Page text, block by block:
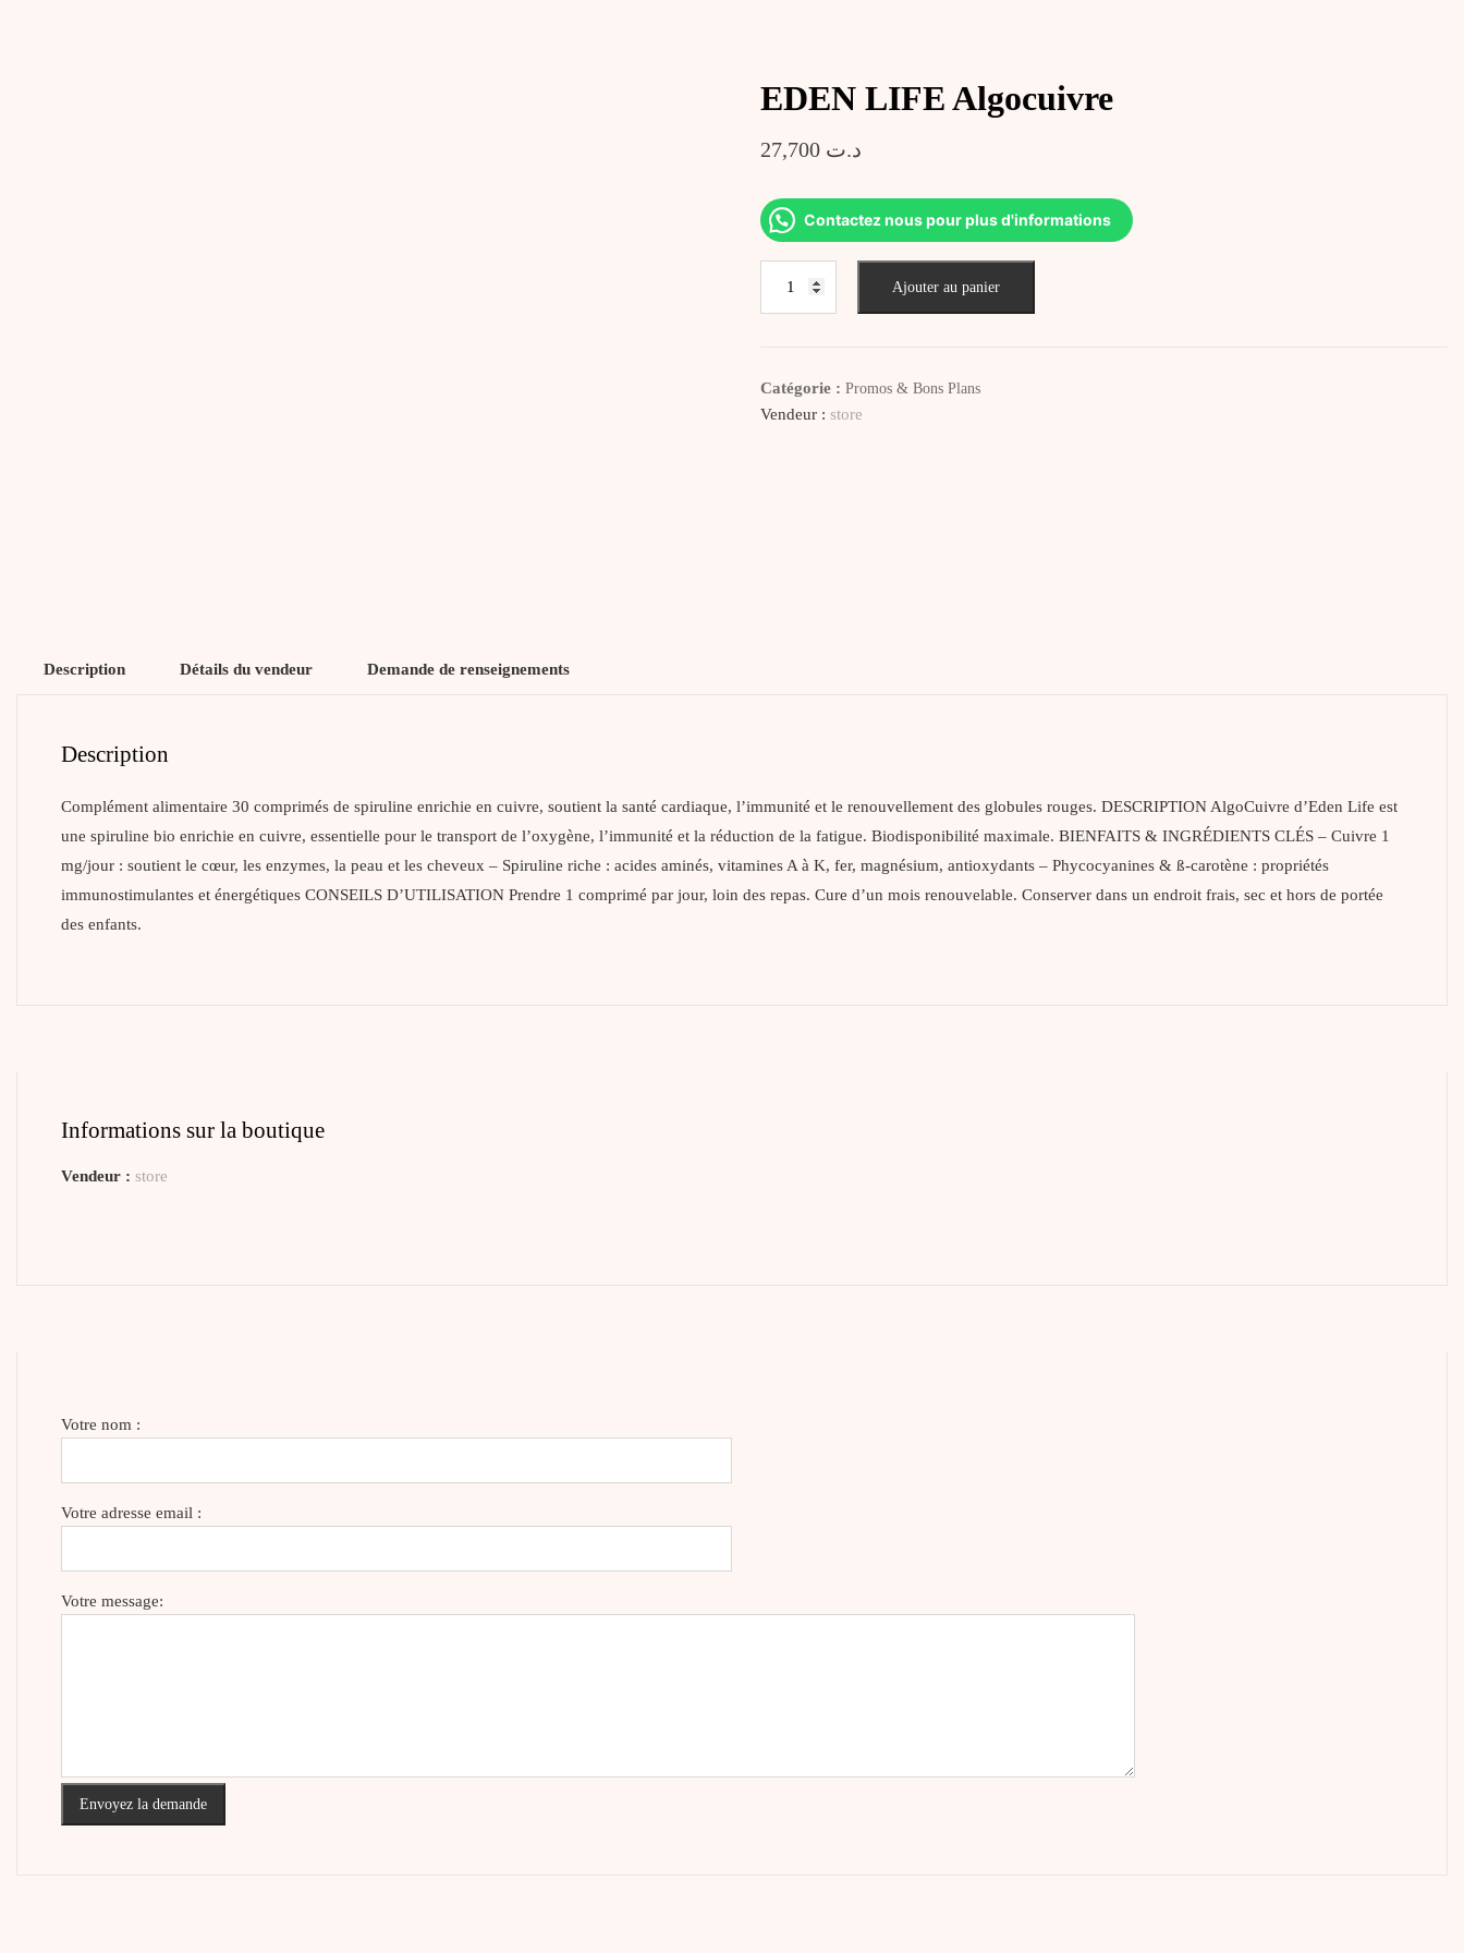
EDEN LIFE Algocuivre
د.ت
Contactez nous pour plus d'informations
Ajouter au panier
Catégorie :Promos & Bons Plans
Vendeur :store
Description Détails du vendeur Demande de renseignements
Description
Complément alimentaire 30 comprimés de spiruline enrichie en cuivre, soutient la santé cardiaque, l’immunité et le renouvellement des globules rouges. DESCRIPTION AlgoCuivre d’Eden Life est
une spiruline bio enrichie en cuivre, essentielle pour le transport de l’oxygène, l’immunité et la réduction de la fatigue. Biodisponibilité maximale. BIENFAITS & INGRÉDIENTS CLÉS – Cuivre 1
mg/jour : soutient le cœur, les enzymes, la peau et les cheveux – Spiruline riche : acides aminés, vitamines A à K, fer, magnésium, antioxydants – Phycocyanines & ß-carotène : propriétés
immunostimulantes et énergétiques CONSEILS D’UTILISATION Prendre 1 comprimé par jour, loin des repas. Cure d’un mois renouvelable. Conserver dans un endroit frais, sec et hors de portée
des enfants.
Informations sur la boutique
Vendeur : store
Votre nom :
Votre adresse email :
Votre message:
Envoyez la demande